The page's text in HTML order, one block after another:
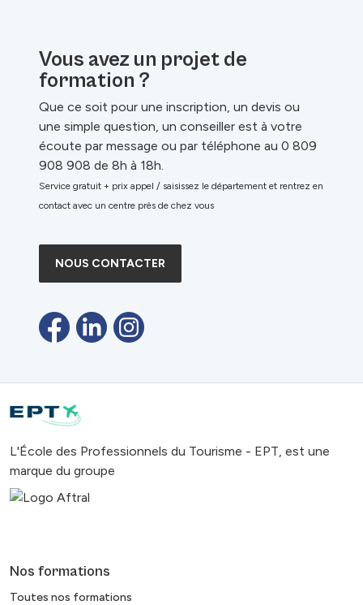
Vous avez un projet de
formation ?
Que ce soit pour une inscription, un devis ou
une simple question, un conseiller est à votre
écoute par message ou par téléphone au 0 809
908 908 de 8h à 18h.
Service gratuit + prix appel / saisissez le département et rentrez en
contact avec un centre près de chez vous
NOUS CONTACTER
L'École des Professionnels du Tourisme - EPT, est une
marque du groupe
Nos formations
Toutes nos formations